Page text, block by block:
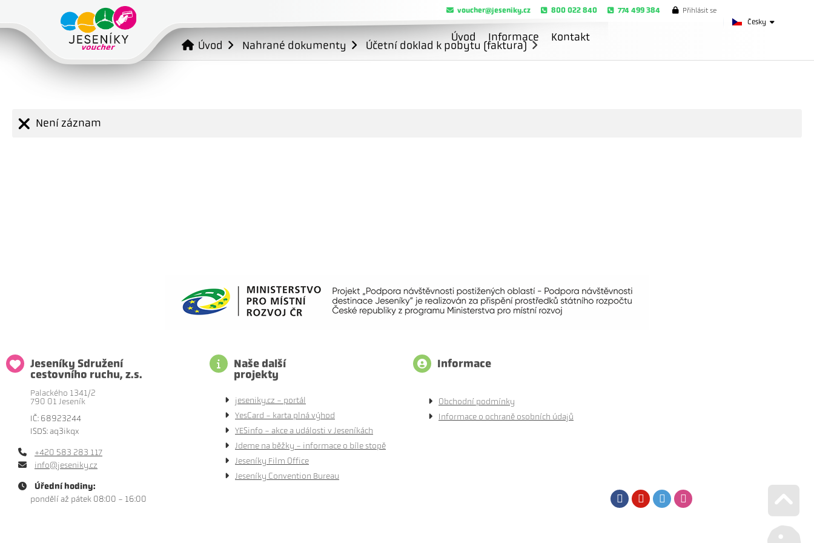
Česky
voucher@jeseniky.cz 800 022 840 774 499 384 Přihlásit se
Úvod Informace Kontakt
Úvod Nahrané dokumenty Účetní doklad k pobytu (faktura)
Není záznam
Jeseníky Sdružení
cestovního ruchu, z.s.
Palackého 1341/2
790 01 Jeseník
IČ: 68923244
ISDS: aq3ikqx
+420 583 283 117
info@jeseniky.cz
Úřední hodiny:
pondělí až pátek 08:00 - 16:00
Naše další
projekty
jeseniky.cz - portál
YesCard - karta plná výhod
YESinfo - akce a události v Jeseníkách
Jdeme na běžky - informace o bíle stopě
Jeseníky Film Office
Jeseníky Convention Bureau
Informace
Obchodní podmínky
Informace o ochraně osobních údajů
FacebookYoutubeTwitter
Go